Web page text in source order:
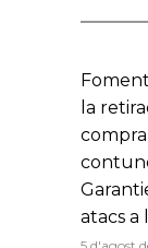
la
atacs a